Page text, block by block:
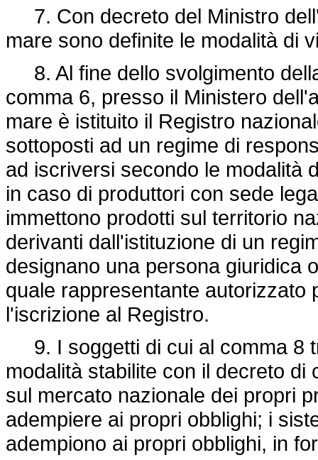
7. Con decreto del Ministro
mare sono definite le modalità di
8. Al fine dello svolgimento
comma 6, presso il Ministero
mare è istituito il Registro
sottoposti ad un regime di
ad iscriversi secondo le modalità
in caso di produttori con sede
immettono prodotti sul territorio
derivanti dall'istituzione di un
designano una persona giuridica
quale rappresentante autorizzato
l'iscrizione al Registro.
9. I soggetti di cui al comma 8
modalità stabilite con il decreto
sul mercato nazionale dei propri
adempiere ai propri obblighi; i
adempiono ai propri obblighi, in